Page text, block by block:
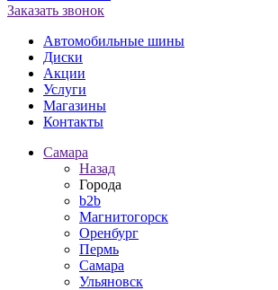
Заказать звонок
Автомобильные шины
Диски
Акции
Услуги
Магазины
Контакты
Самара
Назад
Города
b2b
Магнитогорск
Оренбург
Пермь
Самара
Ульяновск